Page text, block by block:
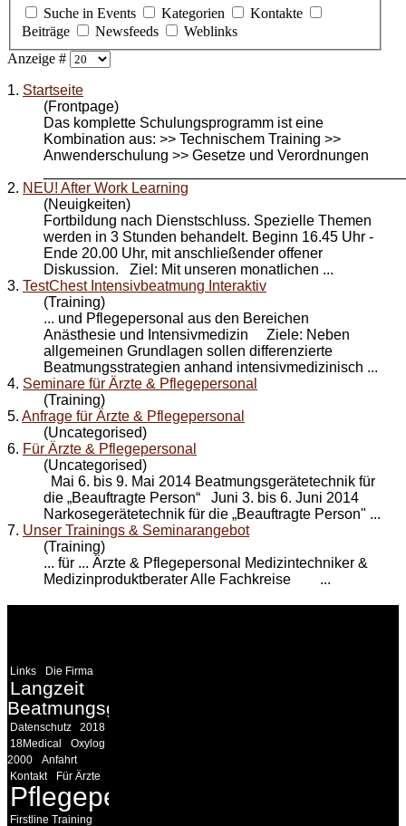
Suche in Events
Kategorien
Kontakte
Beiträge
Newsfeeds
Weblinks
Anzeige #
1. Startseite
(Frontpage)
Das komplette Schulungsprogramm ist eine
Kombination aus: >> Technischem Training >>
Anwenderschulung >> Gesetze und Verordnungen
2. NEU! After Work Learning
(Neuigkeiten)
Fortbildung nach Dienstschluss. Spezielle Themen
werden in 3 Stunden behandelt. Beginn 16.45 Uhr -
Ende 20.00 Uhr, mit anschließender offener
Diskussion. Ziel: Mit unseren monatlichen ...
3. TestChest Intensivbeatmung Interaktiv
(Training)
... und Pflegepersonal aus den Bereichen
Anästhesie und Intensivmedizin Ziele: Neben
allgemeinen Grundlagen sollen differenzierte
Beatmungsstrategien anhand intensivmedizinisch ...
4. Seminare für Ärzte & Pflegepersonal
(Training)
5. Anfrage für Ärzte & Pflegepersonal
(Uncategorised)
6. Für Ärzte & Pflegepersonal
(Uncategorised)
Mai 6. bis 9. Mai 2014 Beatmungsgerätetechnik für
die „Beauftragte Person“ Juni 3. bis 6. Juni 2014
Narkosegerätetechnik für die „Beauftragte Person" ...
7. Unser Trainings & Seminarangebot
(Training)
... für ... Ärzte & Pflegepersonal
Medizintechniker &
Medizinproduktberater Alle Fachkreise ...
Links Die Firma
Langzeit
Beatmungsgeräte
Datenschutz
2018
18Medical
Oxylog
2000
Anfahrt
Kontakt
Für Ärzte
Pflegepersonal
Firstline Training